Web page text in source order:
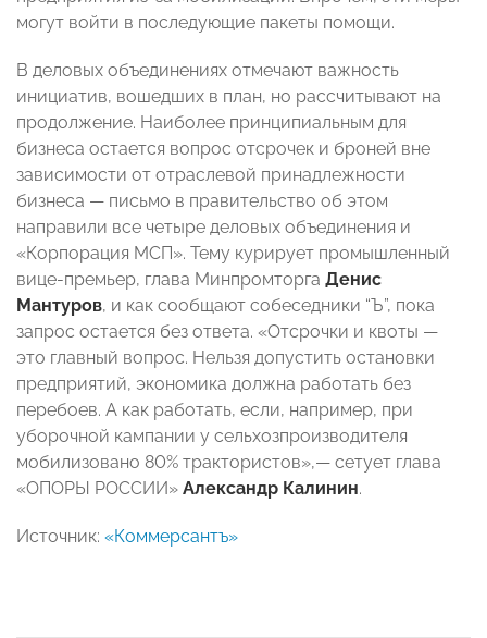
могут войти в последующие пакеты помощи.
В деловых объединениях отмечают важность
инициатив, вошедших в план, но рассчитывают на
продолжение. Наиболее принципиальным для
бизнеса остается вопрос отсрочек и броней вне
зависимости от отраслевой принадлежности
бизнеса — письмо в правительство об этом
направили все четыре деловых объединения и
«Корпорация МСП». Тему курирует промышленный
вице-премьер, глава Минпромторга Денис
Мантуров, и как сообщают собеседники “Ъ”, пока
запрос остается без ответа. «Отсрочки и квоты —
это главный вопрос. Нельзя допустить остановки
предприятий, экономика должна работать без
перебоев. А как работать, если, например, при
уборочной кампании у сельхозпроизводителя
мобилизовано 80% трактористов»,— сетует глава
«ОПОРЫ РОССИИ» Александр Калинин.
Источник: «Коммерсантъ»